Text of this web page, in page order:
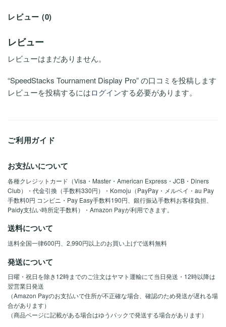
レビュー (0)
レビュー
レビューはまだありません。
“SpeedStacks Tournament Display Pro” の口コミを投稿します
レビューを投稿するにはログインする必要があります。
ご利用ガイド
お支払いについて
各種クレジットカード（Visa・Master・American Express・JCB・Diners
Club）・代金引換（手数料330円）・Komoju（PayPay・メルペイ・au Pay
手数料0円 コンビニ・Pay Easy手数料190円、銀行振込手数料お客様負担、
Paidy支払い時所定手数料）・Amazon Payが利用できます。
送料について
送料全国一律600円、2,990円以上のお買い上げで送料無料
発送について
日曜・祝日を除き12時までのご注文はヤマト運輸にて当日発送・12時以降は
翌営業日発送
（Amazon Payのお支払いで住所が不正確な場合、確認のため発送が遅れる場
合があります）
（商品ページに記載がある場合はゆうパックで発送する場合があります）